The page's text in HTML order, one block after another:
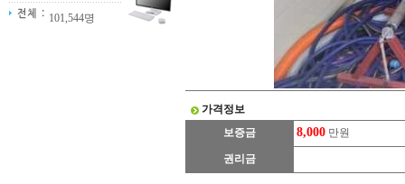
101,544명
가격정보
보증금
8,000 만원
권리금